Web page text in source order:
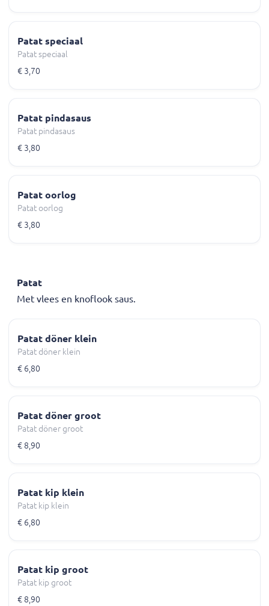
Patat speciaal
Patat speciaal
€ 3,70
Patat pindasaus
Patat pindasaus
€ 3,80
Patat oorlog
Patat oorlog
€ 3,80
Patat
Met vlees en knoflook saus.
Patat döner klein
Patat döner klein
€ 6,80
Patat döner groot
Patat döner groot
€ 8,90
Patat kip klein
Patat kip klein
€ 6,80
Patat kip groot
Patat kip groot
€ 8,90